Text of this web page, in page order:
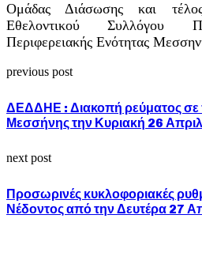
Ομάδας Διάσωσης και
Εθελοντικού Συλλόγου
Περιφερειακής Ενότητας
previous post
ΔΕΔΔΗΕ : Διακοπή ρεύματος σε
Μεσσήνης την Κυριακή 26
next post
Προσωρινές κυκλοφοριακές
Νέδοντος από την Δευτέρα 27